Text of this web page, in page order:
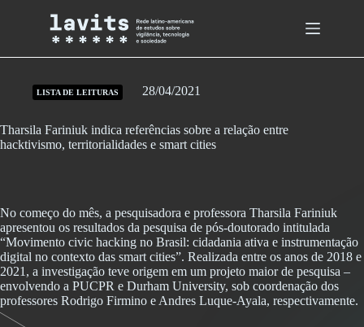
LISTA DE LEITURAS 28/04/2021
Tharsila Fariniuk indica referências sobre a relação entre
hacktivismo, territorialidades e smart cities
No começo do mês, a pesquisadora e professora Tharsila Fariniuk
apresentou os resultados da pesquisa de pós-doutorado intitulada
“Movimento civic hacking no Brasil: cidadania ativa e instrumentação
digital no contexto das smart cities”. Realizada entre os anos de 2018 e
2021, a investigação teve origem em um projeto maior de pesquisa –
envolvendo a PUCPR e Durham University, sob coordenação dos
professores Rodrigo Firmino e Andres Luque-Ayala, respectivamente.